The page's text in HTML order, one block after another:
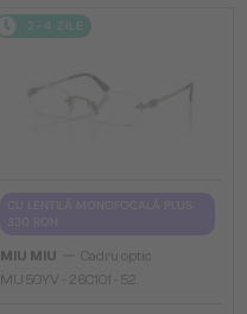
2-4 ZILE
MIU MIU
Cadru optic
MU 50YV - 26C1O1 - 52